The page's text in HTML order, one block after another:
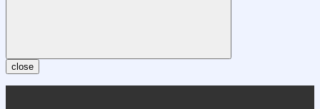
close